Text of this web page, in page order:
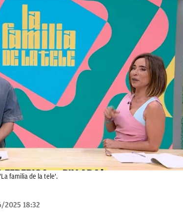
familia de la tele'.
2025 18:32